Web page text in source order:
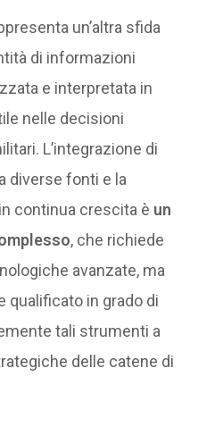
un’altra sfida
di informazioni
e interpretata in
nelle decisioni
L’integrazione di
diverse fonti e la
continua crescita è un
, che richiede
avanzate, ma
qualificato in grado di
tali strumenti a
delle catene di